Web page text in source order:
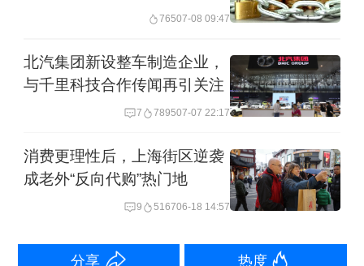
76507-08 09:47
北汽集团新设整车制造企业，
与千里科技合作传闻再引关注
7 789507-07 22:17
消费更理性后，上海街区逆袭
成老外“反向代购”热门地
9 516706-18 14:57
分享 热度